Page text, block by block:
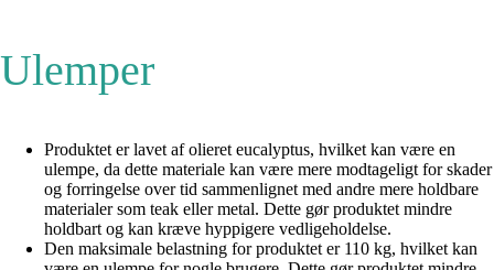
Ulemper
Produktet er lavet af olieret eucalyptus, hvilket kan være en
ulempe, da dette materiale kan være mere modtageligt for skader
og forringelse over tid sammenlignet med andre mere holdbare
materialer som teak eller metal. Dette gør produktet mindre
holdbart og kan kræve hyppigere vedligeholdelse.
Den maksimale belastning for produktet er 110 kg, hvilket kan